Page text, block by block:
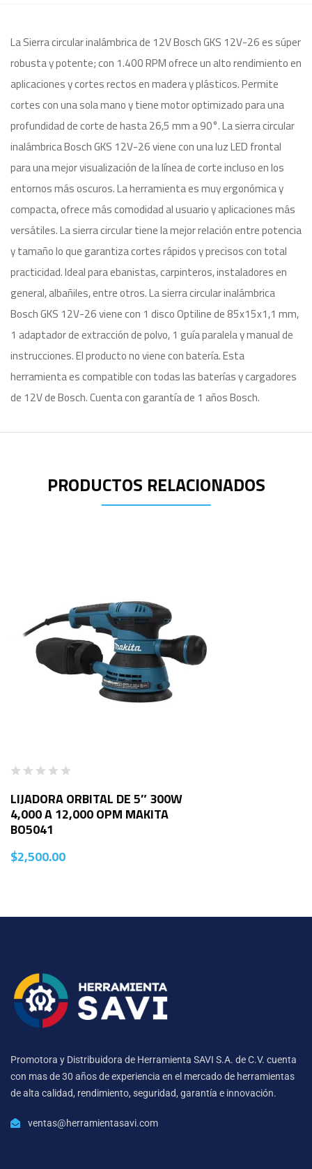
La Sierra circular inalámbrica de 12V Bosch GKS 12V-26 es súper
robusta y potente; con 1.400 RPM ofrece un alto rendimiento en
aplicaciones y cortes rectos en madera y plásticos. Permite
cortes con una sola mano y tiene motor optimizado para una
profundidad de corte de hasta 26,5 mm a 90°. La sierra circular
inalámbrica Bosch GKS 12V-26 viene con una luz LED frontal
para una mejor visualización de la línea de corte incluso en los
entornos más oscuros. La herramienta es muy ergonómica y
compacta, ofrece más comodidad al usuario y aplicaciones más
versátiles. La sierra circular tiene la mejor relación entre potencia
y tamaño lo que garantiza cortes rápidos y precisos con total
practicidad. Ideal para ebanistas, carpinteros, instaladores en
general, albañiles, entre otros. La sierra circular inalámbrica
Bosch GKS 12V-26 viene con 1 disco Optiline de 85x15x1,1 mm,
1 adaptador de extracción de polvo, 1 guía paralela y manual de
instrucciones. El producto no viene con batería. Esta
herramienta es compatible con todas las baterías y cargadores
de 12V de Bosch. Cuenta con garantía de 1 años Bosch.
PRODUCTOS RELACIONADOS
LIJADORA ORBITAL DE 5″ 300W
4,000 A 12,000 OPM MAKITA
BO5041
$2,500.00
Promotora y Distribuidora de Herramienta SAVI S.A. de C.V. cuenta
con mas de 30 años de experiencia en el mercado de herramientas
de alta calidad, rendimiento, seguridad, garantía e innovación.
ventas@herramientasavi.com